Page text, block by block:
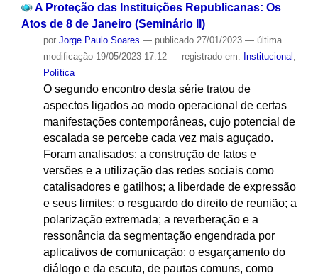
A Proteção das Instituições Republicanas: Os
Atos de 8 de Janeiro (Seminário II)
por Jorge Paulo Soares — publicado27/01/2023 — última
modificação19/05/2023 17:12 — registrado em: Institucional
Política
O segundo encontro desta série tratou de
aspectos ligados ao modo operacional de certas
manifestações contemporâneas, cujo potencial de
escalada se percebe cada vez mais aguçado.
Foram analisados: a construção de fatos e
versões e a utilização das redes sociais como
catalisadores e gatilhos; a liberdade de expressão
e seus limites; o resguardo do direito de reunião; a
polarização extremada; a reverberação e a
ressonância da segmentação engendrada por
aplicativos de comunicação; o esgarçamento do
diálogo e da escuta, de pautas comuns, como